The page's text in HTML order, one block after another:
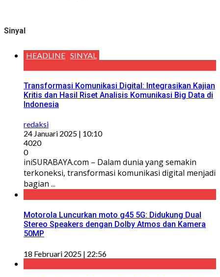
Sinyal
HEADLINE SINYAL
Transformasi Komunikasi Digital: Integrasikan Kajian
Kritis dan Hasil Riset Analisis Komunikasi Big Data di
Indonesia
redaksi
24 Januari 2025 | 10:10
4020
0
iniSURABAYA.com – Dalam dunia yang semakin
terkoneksi, transformasi komunikasi digital menjadi
bagian ...
Motorola Luncurkan moto g45 5G: Didukung Dual
Stereo Speakers dengan Dolby Atmos dan Kamera
50MP
18 Februari 2025 | 22:56